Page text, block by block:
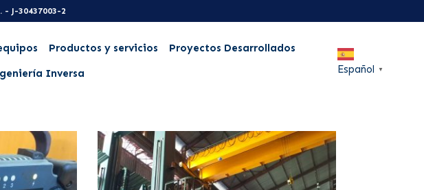
J-30437003-2
Productos y servicios Proyectos Desarrollados
Inversa Español ▼